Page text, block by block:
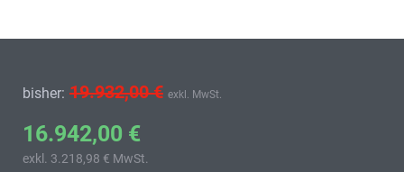
bisher: 19.932,00 € exkl. MwSt.
16.942,00 €
exkl. 3.218,98 € MwSt.